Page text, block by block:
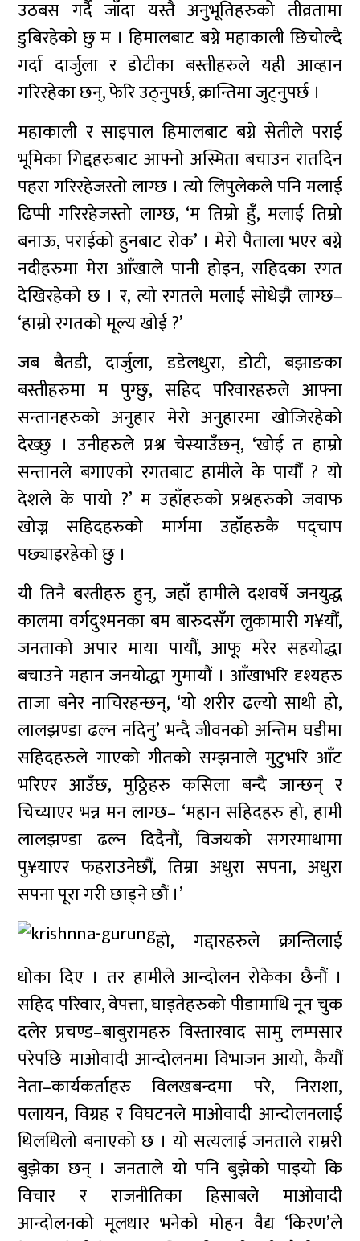
उठबस गर्दै जाँदा यस्तै अनुभूतिहरुको तीव्रतामा
डुबिरहेको छु म । हिमालबाट बग्ने महाकाली छिचोल्दै
गर्दा दार्जुला र डोटीका बस्तीहरुले यही आव्हान
गरिरहेका छन्, फेरि उठ्नुपर्छ, क्रान्तिमा जुट्नुपर्छ ।
महाकाली र साइपाल हिमालबाट बग्ने सेतीले पराई
भूमिका गिद्दहरुबाट आफ्नो अस्मिता बचाउन रातदिन
पहरा गरिरहेजस्तो लाग्छ । त्यो लिपुलेकले पनि मलाई
ढिप्पी गरिरहेजस्तो लाग्छ, ‘म तिम्रो हुँ, मलाई तिम्रो
बनाऊ, पराईको हुनबाट रोक’ । मेरो पैताला भएर बग्ने
नदीहरुमा मेरा आँखाले पानी होइन, सहिदका रगत
देखिरहेको छ । र, त्यो रगतले मलाई सोधेझै लाग्छ–
‘हाम्रो रगतको मूल्य खोई ?’
जब बैतडी, दार्जुला, डडेलधुरा, डोटी, बझाङका
बस्तीहरुमा म पुग्छु, सहिद परिवारहरुले आफ्ना
सन्तानहरुको अनुहार मेरो अनुहारमा खोजिरहेको
देख्छु । उनीहरुले प्रश्न चेस्याउँछन्, ‘खोई त हाम्रो
सन्तानले बगाएको रगतबाट हामीले के पायौं ? यो
देशले के पायो ?’ म उहाँहरुको प्रश्नहरुको जवाफ
खोज्न सहिदहरुको मार्गमा उहाँहरुकै पद्चाप
पछ्याइरहेको छु ।
यी तिनै बस्तीहरु हुन्, जहाँ हामीले दशवर्षे जनयुद्ध
कालमा वर्गदुश्मनका बम बारुदसँग लुृकामारी ग¥यौं,
जनताको अपार माया पायौं, आफू मरेर सहयोद्धा
बचाउने महान जनयोद्धा गुमायौं । आँखाभरि दृश्यहरु
ताजा बनेर नाचिरहन्छन्, ‘यो शरीर ढल्यो साथी हो,
लालझण्डा ढल्न नदिनु’ भन्दै जीवनको अन्तिम घडीमा
सहिदहरुले गाएको गीतको सम्झनाले मुटुभरि आँट
भरिएर आउँछ, मुठ्ठिहरु कसिला बन्दै जान्छन् र
चिच्याएर भन्न मन लाग्छ– ‘महान सहिदहरु हो, हामी
लालझण्डा ढल्न दिदैनौं, विजयको सगरमाथामा
पु¥याएर फहराउनेछौं, तिम्रा अधुरा सपना, अधुरा
सपना पूरा गरी छाड्ने छौं ।’
हो, गद्दारहरुले क्रान्तिलाई
धोका दिए । तर हामीले आन्दोलन रोकेका छैनौं ।
सहिद परिवार, वेपत्ता, घाइतेहरुको पीडामाथि नून चुक
दलेर प्रचण्ड–बाबुरामहरु विस्तारवाद सामु लम्पसार
परेपछि माओवादी आन्दोलनमा विभाजन आयो, कैयौं
नेता–कार्यकर्ताहरु विलखबन्दमा परे, निराशा,
पलायन, विग्रह र विघटनले माओवादी आन्दोलनलाई
थिलथिलो बनाएको छ । यो सत्यलाई जनताले राम्ररी
बुझेका छन् । जनताले यो पनि बुझेको पाइयो कि
विचार र राजनीतिका हिसाबले माओवादी
आन्दोलनको मूलधार भनेको मोहन वैद्य ‘किरण’ले